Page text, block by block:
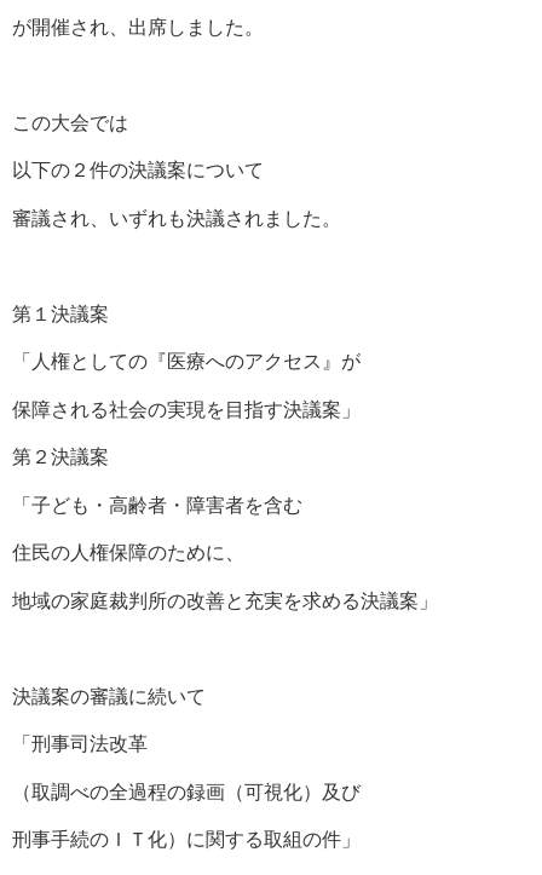
が開催され、出席しました。
この大会では
以下の２件の決議案について
審議され、いずれも決議されました。
第１決議案
「人権としての『医療へのアクセス』が
保障される社会の実現を目指す決議案」
第２決議案
「子ども・高齢者・障害者を含む
住民の人権保障のために、
地域の家庭裁判所の改善と充実を求める決議案」
決議案の審議に続いて
「刑事司法改革
（取調べの全過程の録画（可視化）及び
刑事手続のＩＴ化）に関する取組の件」